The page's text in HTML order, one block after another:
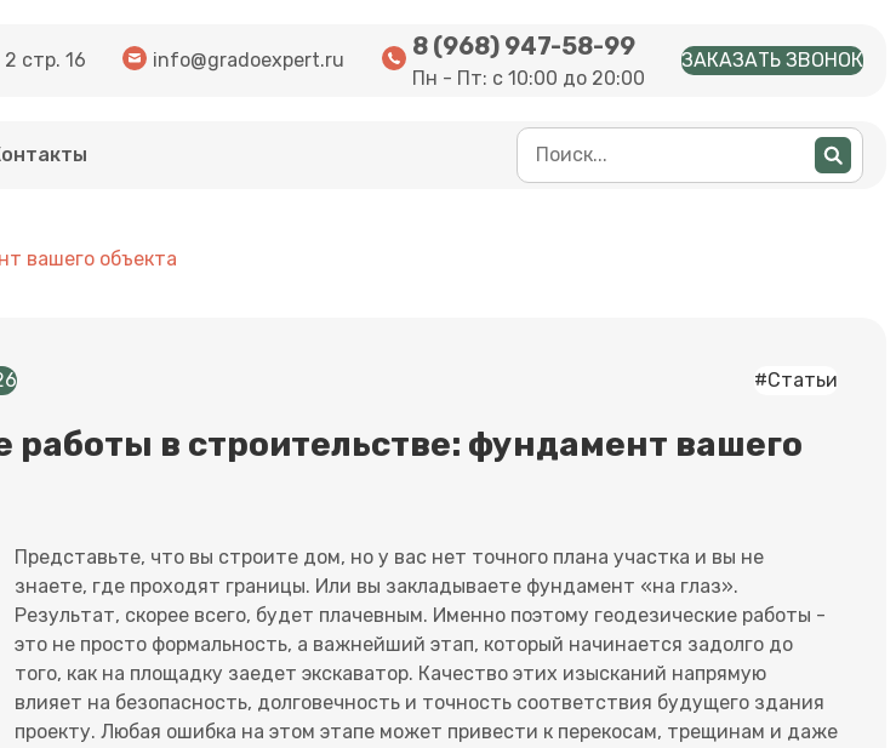
стр. 16 info@gradoexpert.ru 8 (968) 947-58-99
Пн - Пт: с 10:00 до 20:00
ЗАКАЗАТЬ ЗВОНОК
вашего объекта
#Статьи
работы в строительстве: фундамент вашего
Представьте, что вы строите дом, но у вас нет точного плана участка и вы не
знаете, где проходят границы. Или вы закладываете фундамент «на глаз».
Результат, скорее всего, будет плачевным. Именно поэтому геодезические работы -
это не просто формальность, а важнейший этап, который начинается задолго до
того, как на площадку заедет экскаватор. Качество этих изысканий напрямую
влияет на безопасность, долговечность и точность соответствия будущего здания
проекту. Любая ошибка на этом этапе может привести к перекосам, трещинам и даже